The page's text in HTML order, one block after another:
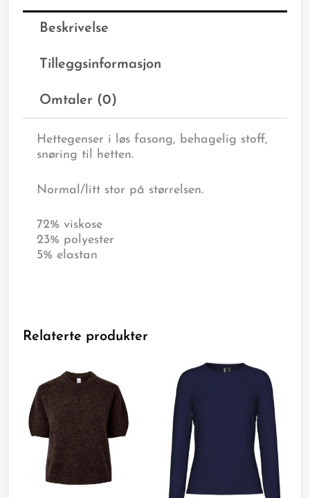
Beskrivelse
Tilleggsinformasjon
Omtaler (0)
Hettegenser i løs fasong, behagelig stoff,
snøring til hetten.
Normal/litt stor på størrelsen.
72% viskose
23% polyester
5% elastan
Relaterte produkter